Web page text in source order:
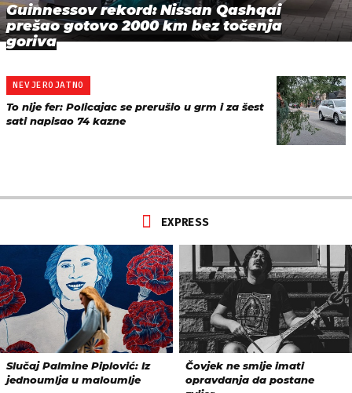
Guinnessov rekord: Nissan Qashqai
prešao gotovo 2000 km bez točenja
goriva
NEVJEROJATNO
To nije fer: Policajac se prerušio u grm i za šest
sati napisao 74 kazne